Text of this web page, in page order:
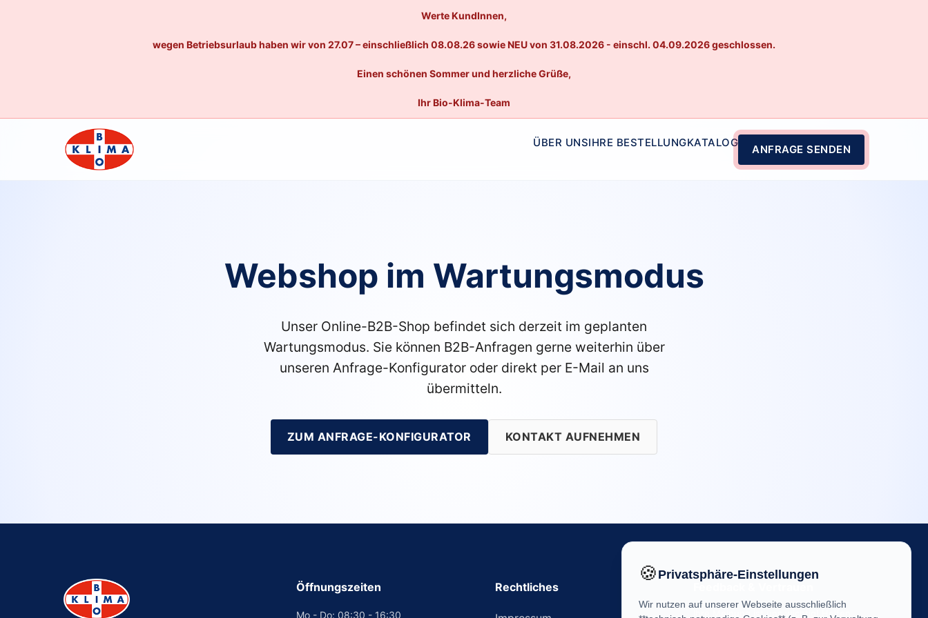
Werte KundInnen,
wegen Betriebsurlaub haben wir von 27.07 – einschließlich 08.08.26 sowie NEU von 31.08.2026 - einschl. 04.09.2026 geschlossen.
Einen schönen Sommer und herzliche Grüße,
Ihr Bio-Klima-Team
ÜBER UNSIHRE BESTELLUNGKATALOG
ANFRAGE SENDEN
Webshop im Wartungsmodus
Unser Online-B2B-Shop befindet sich derzeit im geplanten
Wartungsmodus. Sie können B2B-Anfragen gerne weiterhin über
unseren Anfrage-Konfigurator oder direkt per E-Mail an uns
übermitteln.
ZUM ANFRAGE-KONFIGURATOR KONTAKT AUFNEHMEN
Öffnungszeiten
Mo - Do: 08:30 - 16:30
Rechtliches
Ihre Meinung ist uns wichtig! Helfen
🍪Privatsphäre-Einstellungen
Wir nutzen auf unserer Webseite ausschließlich